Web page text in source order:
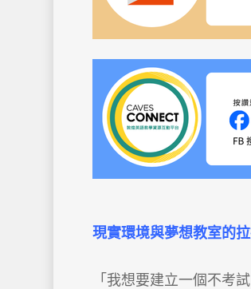
現實環境與夢想教室的
「我想要建立一個不考